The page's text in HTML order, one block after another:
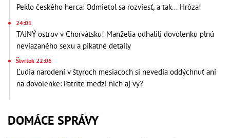
Peklo českého herca: Odmietol sa rozviesť, a tak... Hrôza!
24:01
TAJNÝ ostrov v Chorvátsku! Manželia odhalili dovolenku plnú
neviazaného sexu a pikatné detaily
Štvrtok 22:06
Ľudia narodení v štyroch mesiacoch si nevedia oddýchnuť ani
na dovolenke: Patríte medzi nich aj vy?
DOMÁCE SPRÁVY